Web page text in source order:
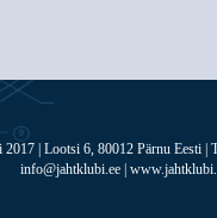
| Lootsi 6, 80012 Pärnu Eesti |
info@jahtklubi.ee |